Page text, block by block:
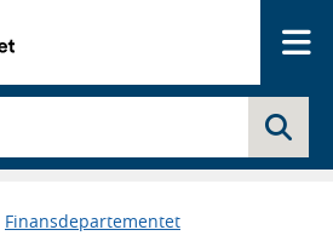
Finansdepartementet